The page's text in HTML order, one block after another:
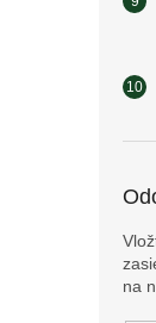
na